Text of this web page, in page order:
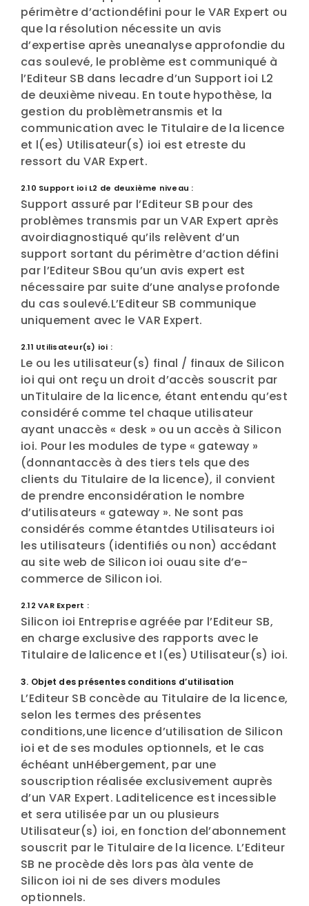
périmètre d’actiondéfini pour le VAR Expert ou
que la résolution nécessite un avis
d’expertise après uneanalyse approfondie du
cas soulevé, le problème est communiqué à
l’Editeur SB dans lecadre d’un Support ioi L2
de deuxième niveau. En toute hypothèse, la
gestion du problèmetransmis et la
communication avec le Titulaire de la licence
et l(es) Utilisateur(s) ioi est etreste du
ressort du VAR Expert.
2.10 Support ioi L2 de deuxième niveau :
Support assuré par l’Editeur SB pour des
problèmes transmis par un VAR Expert après
avoirdiagnostiqué qu’ils relèvent d’un
support sortant du périmètre d’action défini
par l’Editeur SBou qu’un avis expert est
nécessaire par suite d’une analyse profonde
du cas soulevé.L’Editeur SB communique
uniquement avec le VAR Expert.
2.11 Utilisateur(s) ioi :
Le ou les utilisateur(s) final / finaux de Silicon
ioi qui ont reçu un droit d’accès souscrit par
unTitulaire de la licence, étant entendu qu’est
considéré comme tel chaque utilisateur
ayant unaccès « desk » ou un accès à Silicon
ioi. Pour les modules de type « gateway »
(donnantaccès à des tiers tels que des
clients du Titulaire de la licence), il convient
de prendre enconsidération le nombre
d’utilisateurs « gateway ». Ne sont pas
considérés comme étantdes Utilisateurs ioi
les utilisateurs (identifiés ou non) accédant
au site web de Silicon ioi ouau site d’e-
commerce de Silicon ioi.
2.12 VAR Expert :
Silicon ioi Entreprise agréée par l’Editeur SB,
en charge exclusive des rapports avec le
Titulaire de lalicence et l(es) Utilisateur(s) ioi.
3. Objet des présentes conditions d’utilisation
L’Editeur SB concède au Titulaire de la licence,
selon les termes des présentes
conditions,une licence d’utilisation de Silicon
ioi et de ses modules optionnels, et le cas
échéant unHébergement, par une
souscription réalisée exclusivement auprès
d’un VAR Expert. Laditelicence est incessible
et sera utilisée par un ou plusieurs
Utilisateur(s) ioi, en fonction del’abonnement
souscrit par le Titulaire de la licence. L’Editeur
SB ne procède dès lors pas àla vente de
Silicon ioi ni de ses divers modules
optionnels.